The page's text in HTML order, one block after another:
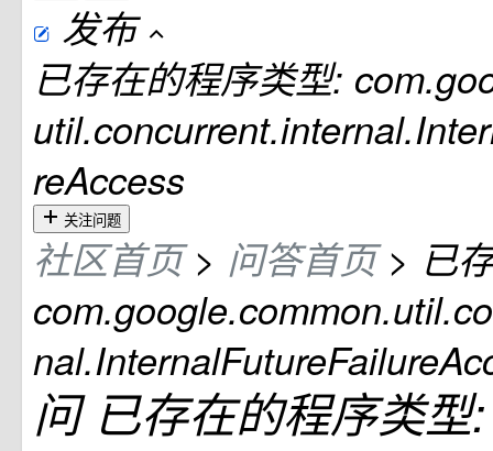
发布
已存在的程序类型:
reAccess
关注问题
社区首页> 问答首页> 已
问 已存在的程序类